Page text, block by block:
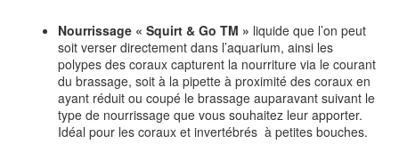
Nourrissage « Squirt & Go TM » liquide que l’on peut
soit verser directement dans l’aquarium, ainsi les
polypes des coraux capturent la nourriture via le courant
du brassage, soit à la pipette à proximité des coraux en
ayant réduit ou coupé le brassage auparavant suivant le
type de nourrissage que vous souhaitez leur apporter.
Idéal pour les coraux et invertébrés à petites bouches.